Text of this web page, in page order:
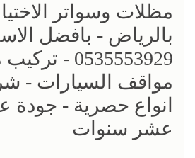
مظلات وسواتر
بالرياض - بافضل
0535553929 -
مواقف السيارات -
انواع حصرية - جودة
عشر سنوات